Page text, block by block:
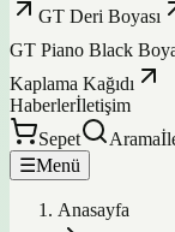
GT Deri Boyası
GT Piano Black
Kaplama Kağıdı
Haberlerİletişim
Sepet
Arama
☰Menü
Anasayfa